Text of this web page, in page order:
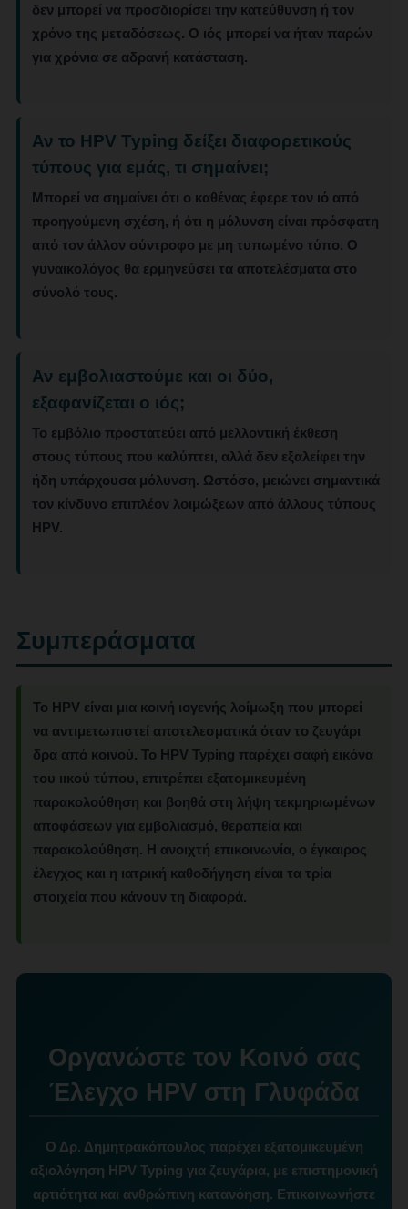
δεν μπορεί να προσδιορίσει την κατεύθυνση ή τον
χρόνο της μεταδόσεως. Ο ιός μπορεί να ήταν παρών
για χρόνια σε αδρανή κατάσταση.
Αν το HPV Typing δείξει διαφορετικούς
τύπους για εμάς, τι σημαίνει;
Μπορεί να σημαίνει ότι ο καθένας έφερε τον ιό από
προηγούμενη σχέση, ή ότι η μόλυνση είναι πρόσφατη
από τον άλλον σύντροφο με μη τυπωμένο τύπο. Ο
γυναικολόγος θα ερμηνεύσει τα αποτελέσματα στο
σύνολό τους.
Αν εμβολιαστούμε και οι δύο,
εξαφανίζεται ο ιός;
Το εμβόλιο προστατεύει από μελλοντική έκθεση
στους τύπους που καλύπτει, αλλά δεν εξαλείφει την
ήδη υπάρχουσα μόλυνση. Ωστόσο, μειώνει σημαντικά
τον κίνδυνο επιπλέον λοιμώξεων από άλλους τύπους
HPV.
Συμπεράσματα
Το HPV είναι μια κοινή ιογενής λοίμωξη που μπορεί
να αντιμετωπιστεί αποτελεσματικά όταν το ζευγάρι
δρα από κοινού. Το HPV Typing παρέχει σαφή εικόνα
του ιικού τύπου, επιτρέπει εξατομικευμένη
παρακολούθηση και βοηθά στη λήψη τεκμηριωμένων
αποφάσεων για εμβολιασμό, θεραπεία και
παρακολούθηση. Η ανοιχτή επικοινωνία, ο έγκαιρος
έλεγχος και η ιατρική καθοδήγηση είναι τα τρία
στοιχεία που κάνουν τη διαφορά.
Οργανώστε τον Κοινό σας
Έλεγχο HPV στη Γλυφάδα
Ο Δρ. Δημητρακόπουλος παρέχει εξατομικευμένη
αξιολόγηση HPV Typing για ζευγάρια, με επιστημονική
αρτιότητα και ανθρώπινη κατανόηση. Επικοινωνήστε